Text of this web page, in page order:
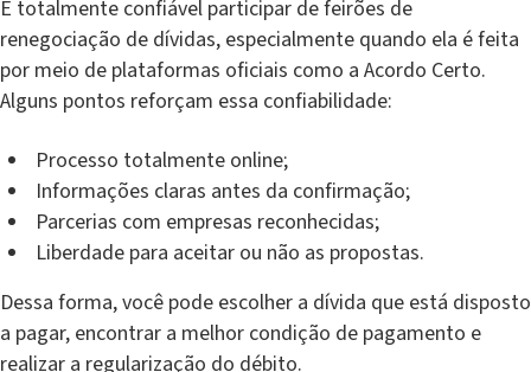
É totalmente confiável participar de feirões de
renegociação de dívidas, especialmente quando ela é feita
por meio de plataformas oficiais como a Acordo Certo.
Alguns pontos reforçam essa confiabilidade:
Processo totalmente online;
Informações claras antes da confirmação;
Parcerias com empresas reconhecidas;
Liberdade para aceitar ou não as propostas.
Dessa forma, você pode escolher a dívida que está disposto
a pagar, encontrar a melhor condição de pagamento e
realizar a regularização do débito.